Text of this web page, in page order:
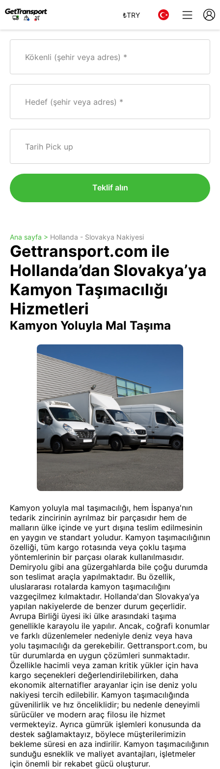
₺TRY
Kökenli (şehir veya adres)
Hedef (şehir veya adres)
Tarih Pick up
Teklif alın
Ana sayfa > Hollanda - Slovakya Nakiyesi
Gettransport.com ile
Hollanda’dan Slovakya’ya
Kamyon Taşımacılığı
Hizmetleri
Kamyon Yoluyla Mal Taşıma
Kamyon yoluyla mal taşımacılığı, hem İspanya'nın
tedarik zincirinin ayrılmaz bir parçasıdır hem de
malların ülke içinde ve yurt dışına teslim edilmesinin
en yaygın ve standart yoludur. Kamyon taşımacılığının
özelliği, tüm kargo rotasında veya çoklu taşıma
yöntemlerinin bir parçası olarak kullanılmasıdır.
Demiryolu gibi ana güzergahlarda bile çoğu durumda
son teslimat araçla yapılmaktadır. Bu özellik,
uluslararası rotalarda kamyon taşımacılığını
vazgeçilmez kılmaktadır. Hollanda'dan Slovakya’ya
yapılan nakiyelerde de benzer durum geçerlidir.
Avrupa Birliği üyesi iki ülke arasındaki taşıma
genellikle karayolu ile yapılır. Ancak, coğrafi konumlar
ve farklı düzenlemeler nedeniyle deniz veya hava
yolu taşımacılığı da gerekebilir. Gettransport.com, bu
tür durumlarda en uygun çözümleri sunmaktadır.
Özellikle hacimli veya zaman kritik yükler için hava
kargo seçenekleri değerlendirilebilirken, daha
ekonomik alternatifler arayanlar için ise deniz yolu
nakiyesi tercih edilebilir. Kamyon taşımacılığında
güvenilirlik ve hız önceliklidir; bu nedenle deneyimli
sürücüler ve modern araç filosu ile hizmet
vermekteyiz. Ayrıca gümrük işlemleri konusunda da
destek sağlamaktayız, böylece müşterilerimizin
bekleme süresi en aza indirilir. Kamyon taşımacılığının
sunduğu esneklik ve maliyet avantajları, işletmeler
için önemli bir rekabet gücü oluşturur.